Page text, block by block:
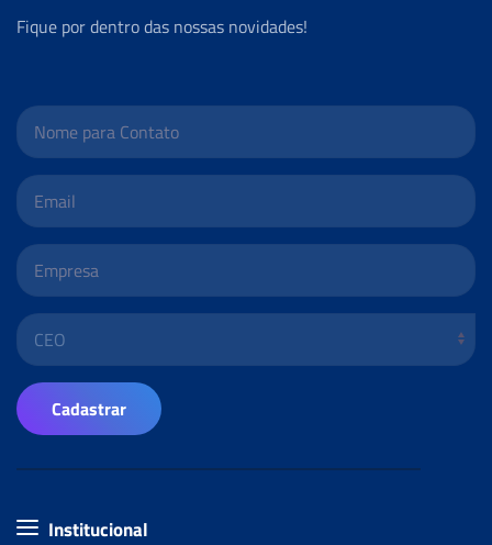
Fique por dentro das nossas novidades!
Cadastrar
Institucional